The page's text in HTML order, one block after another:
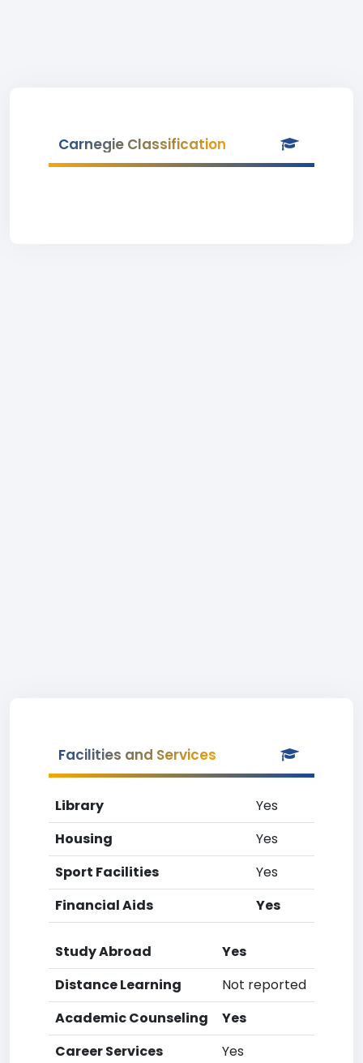
Carnegie Classification
Facilities and Services
Library
Yes
Housing
Yes
Sport Facilities
Yes
Financial Aids
Yes
Study Abroad
Yes
Distance Learning
Not reported
Academic Counseling
Yes
Career Services
Yes